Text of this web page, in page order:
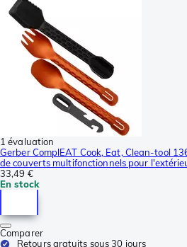
1 évaluation
Gerber ComplEAT Cook, Eat, Clean-tool
de couverts multifonctionnels pour
33,49 €
En stock
Comparer
Retours gratuits sous 30 jours